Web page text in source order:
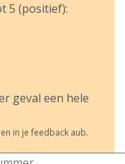
5 (positief):
geval een hele
in je feedback aub.